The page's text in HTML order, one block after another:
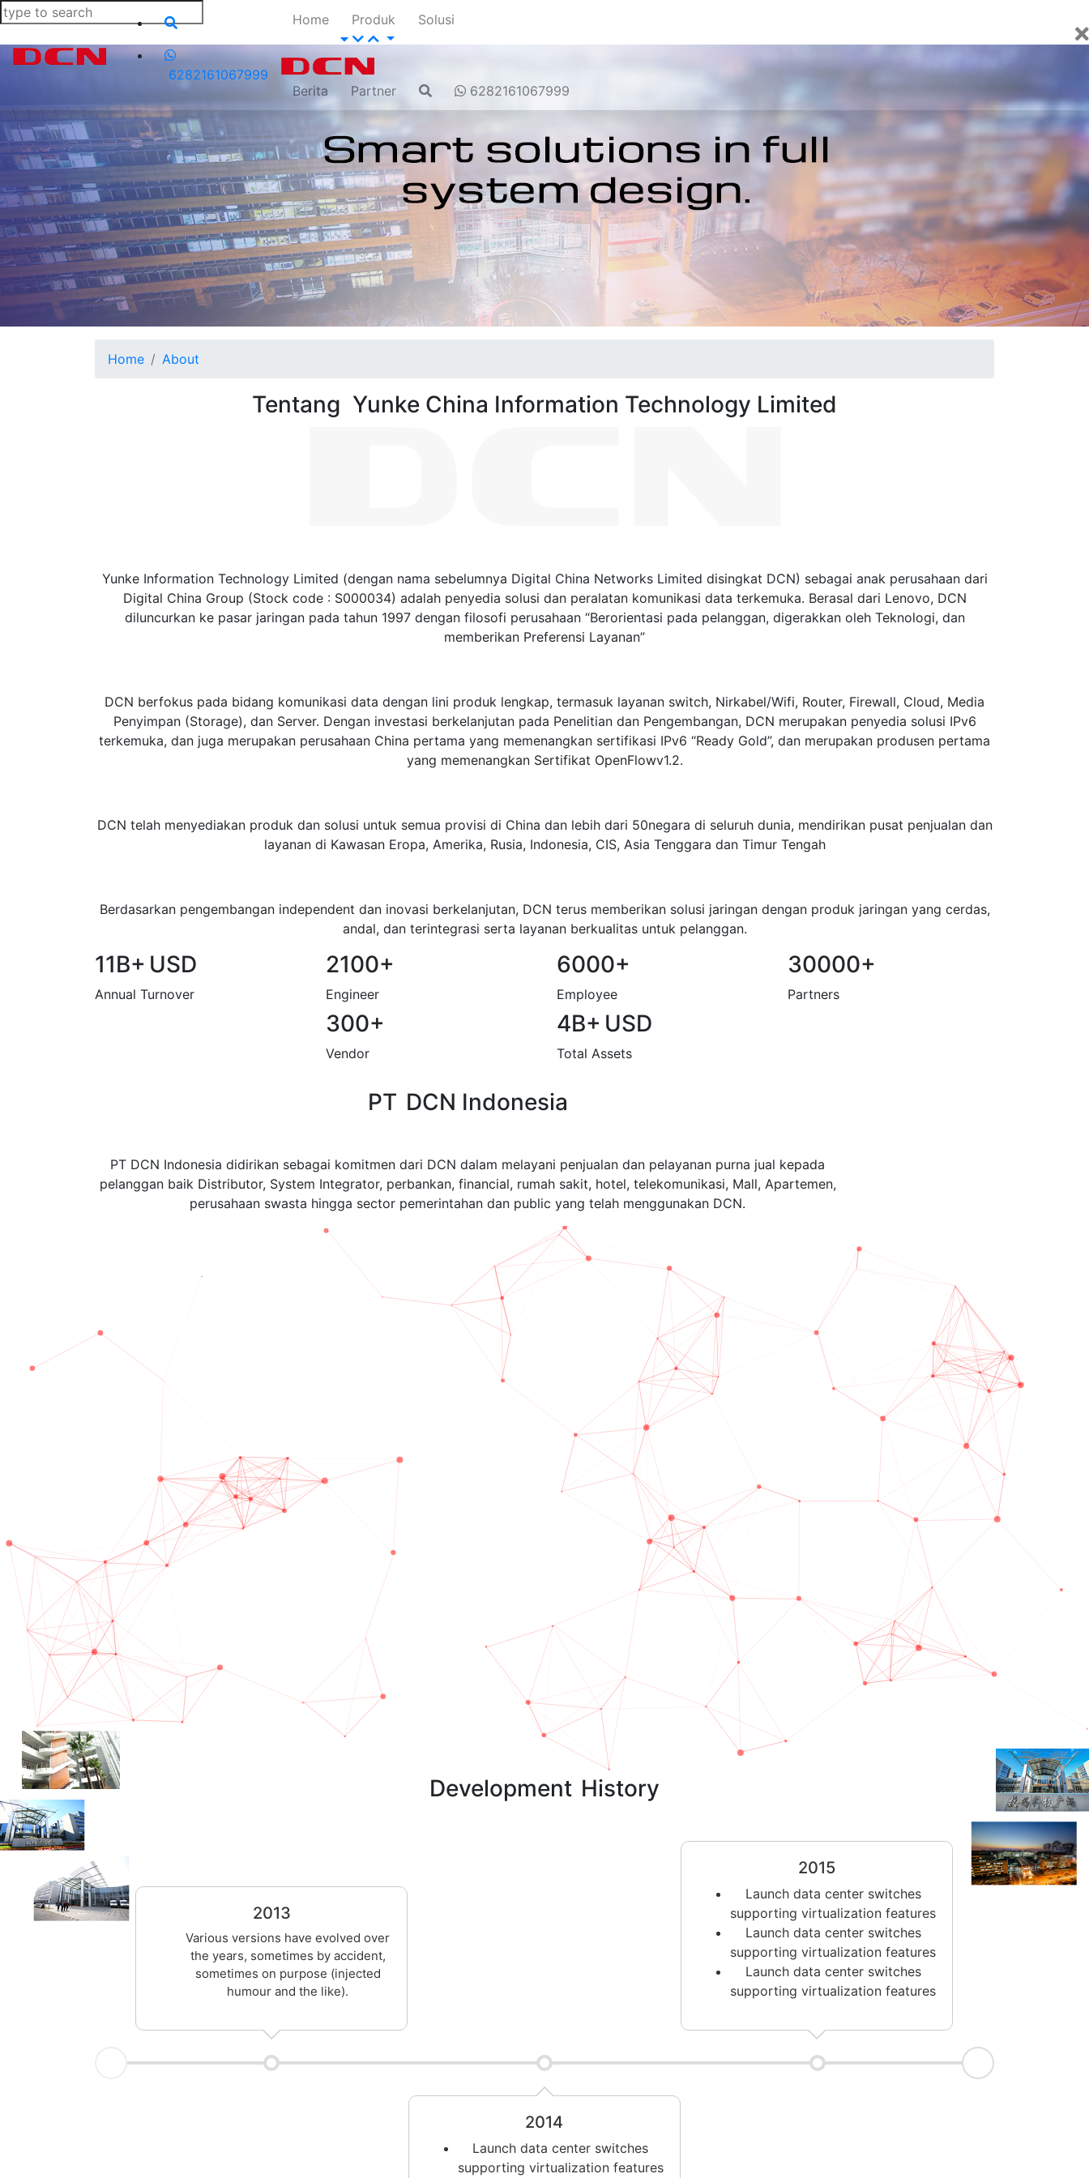
6282161067999
Home Produk Solusi
Berita Partner 6282161067999
Home About
Tentang Yunke China Information Technology Limited
Yunke Information Technology Limited (dengan nama sebelumnya Digital China Networks Limited disingkat DCN) sebagai anak perusahaan dari
Digital China Group (Stock code : S000034) adalah penyedia solusi dan peralatan komunikasi data terkemuka. Berasal dari Lenovo, DCN
diluncurkan ke pasar jaringan pada tahun 1997 dengan filosofi perusahaan “Berorientasi pada pelanggan, digerakkan oleh Teknologi, dan
memberikan Preferensi Layanan”
DCN berfokus pada bidang komunikasi data dengan lini produk lengkap, termasuk layanan switch, Nirkabel/Wifi, Router, Firewall, Cloud, Media
Penyimpan (Storage), dan Server. Dengan investasi berkelanjutan pada Penelitian dan Pengembangan, DCN merupakan penyedia solusi IPv6
terkemuka, dan juga merupakan perusahaan China pertama yang memenangkan sertifikasi IPv6 “Ready Gold”, dan merupakan produsen pertama
yang memenangkan Sertifikat OpenFlowv1.2.
DCN telah menyediakan produk dan solusi untuk semua provisi di China dan lebih dari 50negara di seluruh dunia, mendirikan pusat penjualan dan
layanan di Kawasan Eropa, Amerika, Rusia, Indonesia, CIS, Asia Tenggara dan Timur Tengah
Berdasarkan pengembangan independent dan inovasi berkelanjutan, DCN terus memberikan solusi jaringan dengan produk jaringan yang cerdas,
andal, dan terintegrasi serta layanan berkualitas untuk pelanggan.
11B+ USD
Annual Turnover
2100+
Engineer
6000+
Employee
30000+
Partners
300+
Vendor
4B+ USD
Total Assets
PT DCN Indonesia
PT DCN Indonesia didirikan sebagai komitmen dari DCN dalam melayani penjualan dan pelayanan purna jual kepada
pelanggan baik Distributor, System Integrator, perbankan, financial, rumah sakit, hotel, telekomunikasi, Mall, Apartemen,
perusahaan swasta hingga sector pemerintahan dan public yang telah menggunakan DCN.
Development History
2013
Various versions have evolved over
the years, sometimes by accident,
sometimes on purpose (injected
humour and the like).
2014
Launch data center switches
supporting virtualization features
2015
Launch data center switches
supporting virtualization features
Launch data center switches
supporting virtualization features
Launch data center switches
supporting virtualization features